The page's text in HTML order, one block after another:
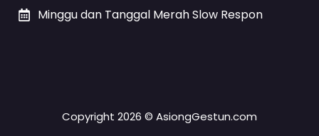
Minggu dan Tanggal Merah Slow Respon
Copyright 2026 © AsiongGestun.com